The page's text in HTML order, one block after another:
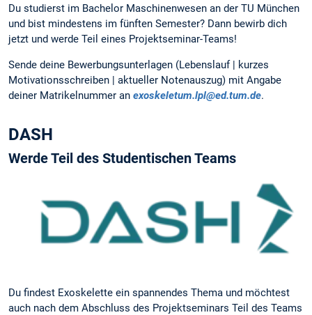
Du studierst im Bachelor Maschinenwesen an der TU München
und bist mindestens im fünften Semester? Dann bewirb dich
jetzt und werde Teil eines Projektseminar-Teams!
Sende deine Bewerbungsunterlagen (Lebenslauf | kurzes
Motivationsschreiben | aktueller Notenauszug) mit Angabe
deiner Matrikelnummer an exoskeletum.lpl@ed.tum.de.
DASH
Werde Teil des Studentischen Teams
Du findest Exoskelette ein spannendes Thema und möchtest
auch nach dem Abschluss des Projektseminars Teil des Teams